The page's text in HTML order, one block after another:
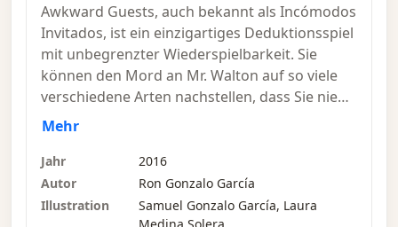
Awkward Guests, auch bekannt als Incómodos
Invitados, ist ein einzigartiges Deduktionsspiel
mit unbegrenzter Wiederspielbarkeit. Sie
können den Mord an Mr. Walton auf so viele
verschiedene Arten nachstellen, dass Sie nie
zwei ähnliche Spiele spielen werden! (Mr.
Das Spiel fordert Sie heraus, echte
detektivische Fähigkeiten einzusetzen, um
jeden Fall zu lösen. Um ein Rätsel zu lösen,
Mehr
Jahr
2016
Autor
Ron Gonzalo García
Illustration
Samuel Gonzalo García, Laura